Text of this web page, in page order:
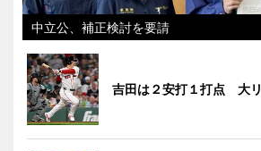
中立公、補正検討を要請
吉田は２安打１打点 大